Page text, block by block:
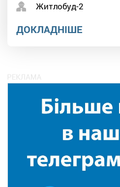
Житлобуд-2
ДОКЛАДНІШЕ